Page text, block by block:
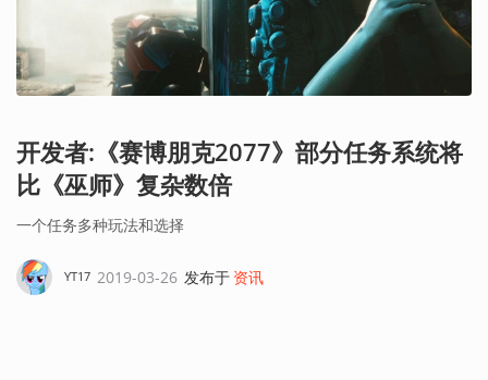
开发者:《赛博朋克2077》部分任务系统将
比《巫师》复杂数倍
一个任务多种玩法和选择
YT17 2019-03-26 发布于 资讯